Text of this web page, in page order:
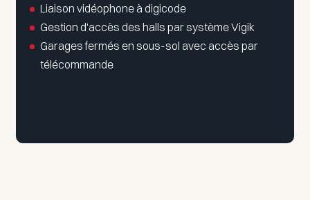
Liaison vidéophone à digicode
Gestion d'accès des halls par système Vigik
Garages fermés en sous-sol avec accès par
télécommande